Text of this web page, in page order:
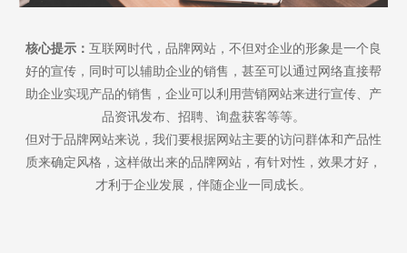
核心提示： 互联网时代，品牌网站，不但对企业的形象是一个良
好的宣传，同时可以辅助企业的销售，甚至可以通过网络直接帮
助企业实现产品的销售，企业可以利用营销网站来进行宣传、产
品资讯发布、招聘、询盘获客等等。
但对于品牌网站来说，我们要根据网站主要的访问群体和产品性
质来确定风格，这样做出来的品牌网站，有针对性，效果才好，
才利于企业发展，伴随企业一同成长。